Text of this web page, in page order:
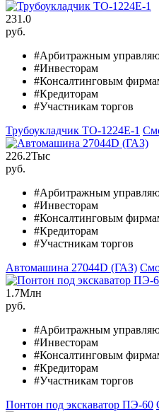
231.0
руб.
#Арбитражным
#Инвесторам
#Консалтинговым
#Кредиторам
#Участникам торгов
Трубоукладчик ТО-1224Е-1
226.2Тыс
руб.
#Арбитражным
#Инвесторам
#Консалтинговым
#Кредиторам
#Участникам торгов
Автомашина 27044D (ГАЗ)
1.7Млн
руб.
#Арбитражным
#Инвесторам
#Консалтинговым
#Кредиторам
#Участникам торгов
Понтон под экскаватор ПЭ-60